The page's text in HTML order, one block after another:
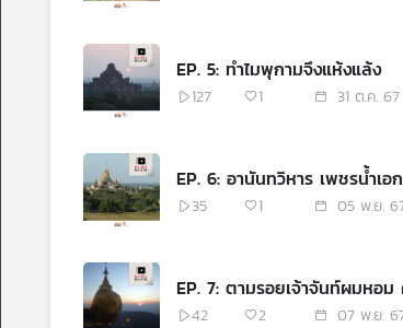
EP. 5: ทำไมพุกามจึงแห้งแล้ง
127 1 31 ต.ค. 67
EP. 6: อานันทวิหาร เพชรน้ำ
35 1 05 พ.ย.
EP. 7: ตามรอยเจ้าจันท์ผมหอ
42 2 07 พ.ย.